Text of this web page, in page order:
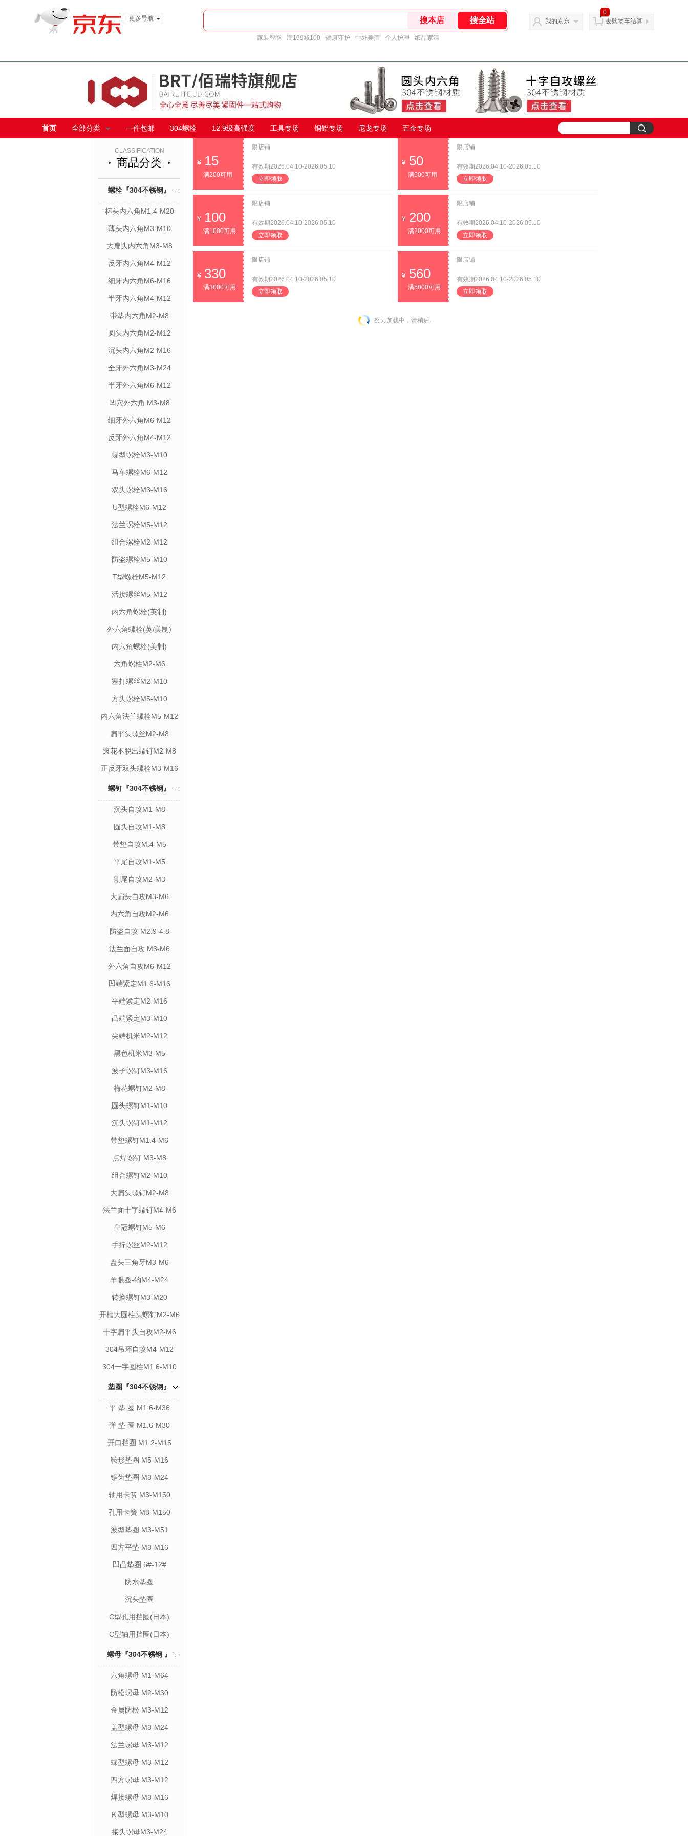
更多导航
家装智能 满199减100 健康守护 中外美酒 个人护理 纸品家清
我的京东
0
去购物车结算
首页 全部分类 一件包邮 304螺栓 12.9级高强度 工具专场 铜铝专场 尼龙专场 五金专场
CLASSIFICATION
商品分类
螺栓『304不锈钢』
杯头内六角M1.4-M20
薄头内六角M3-M10
大扁头内六角M3-M8
反牙内六角M4-M12
细牙内六角M6-M16
半牙内六角M4-M12
带垫内六角M2-M8
圆头内六角M2-M12
沉头内六角M2-M16
全牙外六角M3-M24
半牙外六角M6-M12
凹穴外六角 M3-M8
细牙外六角M6-M12
反牙外六角M4-M12
蝶型螺栓M3-M10
马车螺栓M6-M12
双头螺栓M3-M16
U型螺栓M6-M12
法兰螺栓M5-M12
组合螺栓M2-M12
防盗螺栓M5-M10
T型螺栓M5-M12
活接螺丝M5-M12
内六角螺栓(英制)
外六角螺栓(英/美制)
内六角螺栓(美制)
六角螺柱M2-M6
塞打螺丝M2-M10
方头螺栓M5-M10
内六角法兰螺栓M5-M12
扁平头螺丝M2-M8
滚花不脱出螺钉M2-M8
正反牙双头螺栓M3-M16
螺钉『304不锈钢』
沉头自攻M1-M8
圆头自攻M1-M8
带垫自攻M.4-M5
平尾自攻M1-M5
割尾自攻M2-M3
大扁头自攻M3-M6
内六角自攻M2-M6
防盗自攻 M2.9-4.8
法兰面自攻 M3-M6
外六角自攻M6-M12
凹端紧定M1.6-M16
平端紧定M2-M16
凸端紧定M3-M10
尖端机米M2-M12
黑色机米M3-M5
波子螺钉M3-M16
梅花螺钉M2-M8
圆头螺钉M1-M10
沉头螺钉M1-M12
带垫螺钉M1.4-M6
点焊螺钉 M3-M8
组合螺钉M2-M10
大扁头螺钉M2-M8
法兰面十字螺钉M4-M6
皇冠螺钉M5-M6
手拧螺丝M2-M12
盘头三角牙M3-M6
羊眼圈-钩M4-M24
转换螺钉M3-M20
开槽大圆柱头螺钉M2-M6
十字扁平头自攻M2-M6
304吊环自攻M4-M12
304一字圆柱M1.6-M10
垫圈『304不锈钢』
平 垫 圈 M1.6-M36
弹 垫 圈 M1.6-M30
开口挡圈 M1.2-M15
鞍形垫圈 M5-M16
锯齿垫圈 M3-M24
轴用卡簧 M3-M150
孔用卡簧 M8-M150
波型垫圈 M3-M51
四方平垫 M3-M16
凹凸垫圈 6#-12#
防水垫圈
沉头垫圈
C型孔用挡圈(日本)
C型轴用挡圈(日本)
螺母『304不锈钢 』
六角螺母 M1-M64
防松螺母 M2-M30
金属防松 M3-M12
盖型螺母 M3-M24
法兰螺母 M3-M12
蝶型螺母 M3-M12
四方螺母 M3-M12
焊接螺母 M3-M16
Ｋ型螺母 M3-M10
接头螺母M3-M24
15
满200可用
限店铺
有效期2026.04.10-2026.05.10
立即领取
50
满500可用
限店铺
有效期2026.04.10-2026.05.10
立即领取
100
满1000可用
限店铺
有效期2026.04.10-2026.05.10
立即领取
200
满2000可用
限店铺
有效期2026.04.10-2026.05.10
立即领取
330
满3000可用
限店铺
有效期2026.04.10-2026.05.10
立即领取
560
满5000可用
限店铺
有效期2026.04.10-2026.05.10
立即领取
努力加载中，请稍后...